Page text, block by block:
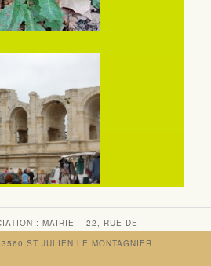
: MAIRIE – 22, RUE DE
ST JULIEN LE MONTAGNIER